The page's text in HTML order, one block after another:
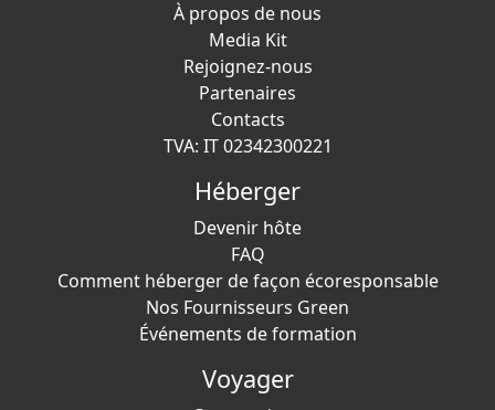
À propos de nous
Media Kit
Rejoignez-nous
Partenaires
Contacts
TVA: IT 02342300221
Héberger
Devenir hôte
FAQ
Comment héberger de façon écoresponsable
Nos Fournisseurs Green
Événements de formation
Voyager